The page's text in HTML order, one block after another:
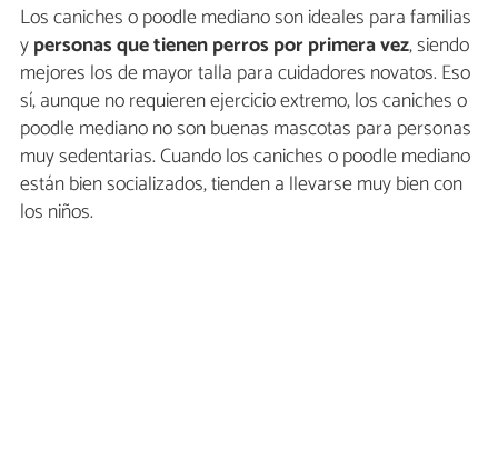
Los caniches o poodle mediano son ideales para familias
ypersonas que tienen perros por primera vez, siendo
mejores los de mayor talla para cuidadores novatos. Eso
sí, aunque no requieren ejercicio extremo, los caniches o
poodle mediano no son buenas mascotas para personas
muy sedentarias. Cuando los caniches o poodle mediano
están bien socializados, tienden a llevarse muy bien con
los niños.